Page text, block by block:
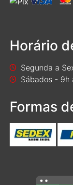
Horário
Segunda a
Sábados - 9h
Formas